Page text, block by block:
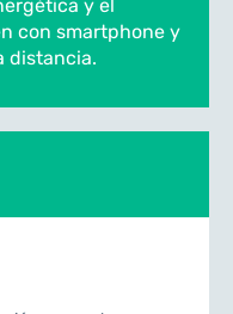
y el
con smartphone y
distancia.